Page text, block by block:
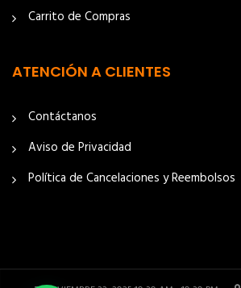
Carrito de Compras
ATENCIÓN A CLIENTES
Contáctanos
Aviso de Privacidad
Política de Cancelaciones y Reembolsos